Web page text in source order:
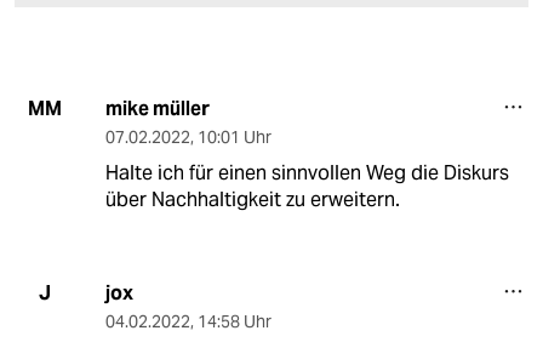
MM mike müller
07.02.2022, 10:01 Uhr
Halte ich für einen sinnvollen Weg die Diskurs
über Nachhaltigkeit zu erweitern.
J jox
04.02.2022, 14:58 Uhr